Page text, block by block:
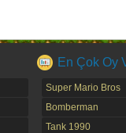
En Çok Oy
Super Mario Bros
Bomberman
Tank 1990